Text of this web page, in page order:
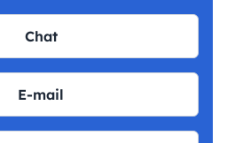
Chat
E-mail